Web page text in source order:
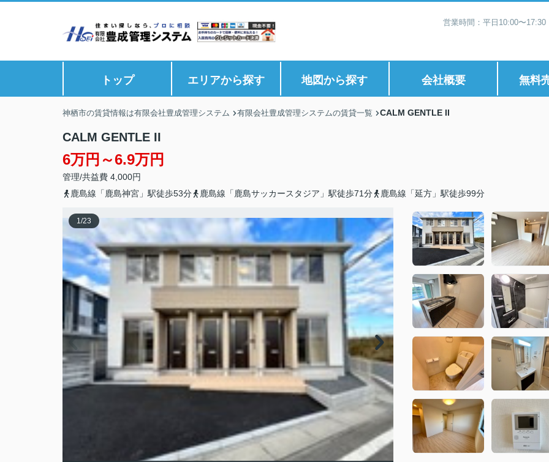
営業時間：平日10:00〜
トップ エリアから探す 地図から探す 会社概要 無料
神栖市の賃貸情報は有限会社豊成管理システム 有限会社豊成管理システムの賃貸一覧 CALM GENTLE II
CALM GENTLE II
6万円～6.9万円
管理/共益費 4,000円
鹿島線「鹿島神宮」駅徒歩53分
鹿島線「鹿島サッカースタジア」駅徒歩71分 鹿島線「延方」駅徒歩99分
1/23